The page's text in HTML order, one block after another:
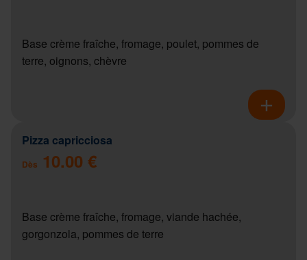
Base crème fraîche, fromage, poulet, pommes de
terre, oignons, chèvre
Pizza capricciosa
Dès 10.00 €
Base crème fraîche, fromage, viande hachée,
gorgonzola, pommes de terre